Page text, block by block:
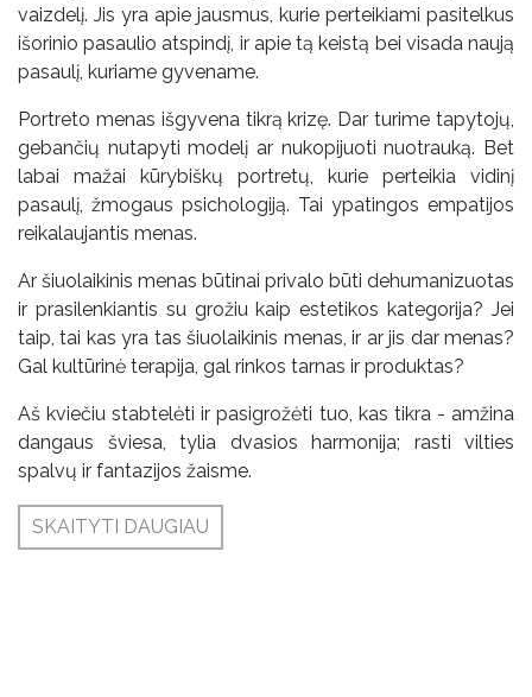
vaizdelį. Jis yra apie jausmus, kurie perteikiami pasitelkus
išorinio pasaulio atspindį, ir apie tą keistą bei visada naują
pasaulį, kuriame gyvename.
Portreto menas išgyvena tikrą krizę. Dar turime tapytojų,
gebančių nutapyti modelį ar nukopijuoti nuotrauką. Bet
labai mažai kūrybiškų portretų, kurie perteikia vidinį
pasaulį, žmogaus psichologiją. Tai ypatingos empatijos
reikalaujantis menas.
Ar šiuolaikinis menas būtinai privalo būti dehumanizuotas
ir prasilenkiantis su grožiu kaip estetikos kategorija? Jei
taip, tai kas yra tas šiuolaikinis menas, ir ar jis dar menas?
Gal kultūrinė terapija, gal rinkos tarnas ir produktas?
Aš kviečiu stabtelėti ir pasigrožėti tuo, kas tikra - amžina
dangaus šviesa, tylia dvasios harmonija; rasti vilties
spalvų ir fantazijos žaisme.
SKAITYTI DAUGIAU